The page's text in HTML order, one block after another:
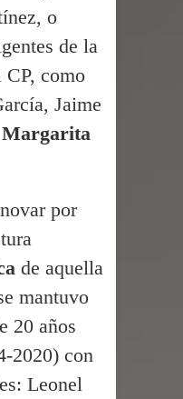
ser atacado con
dormía en
en la RD
8 mil empleos
de urgencia
a RD tras
o
de la
CP, como
Jaime
Margarita
por
de aquella
mantuvo
20 años
2020) con
Leonel